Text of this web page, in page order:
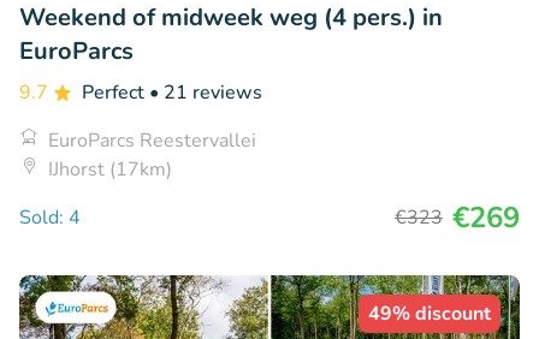
Weekend of midweek weg (4 pers.) in
EuroParcs
9.7 Perfect • 21 reviews
EuroParcs Reestervallei
IJhorst (17km)
Sold: 4
€323 €269
49% discount